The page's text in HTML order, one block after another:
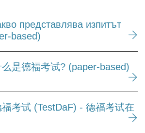
представлява изпитът
based)
么是德福考试? (paper-based)
福考试 (TestDaF) - 德福考试在